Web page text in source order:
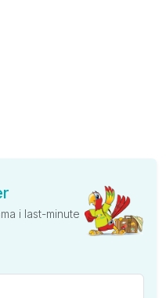
i last-minute